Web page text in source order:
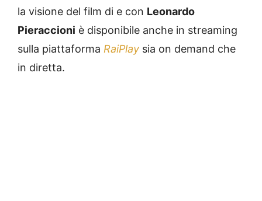
la visione del film di e con Leonardo
Pieraccioni è disponibile anche in streaming
sulla piattaforma RaiPlay sia on demand che
in diretta.